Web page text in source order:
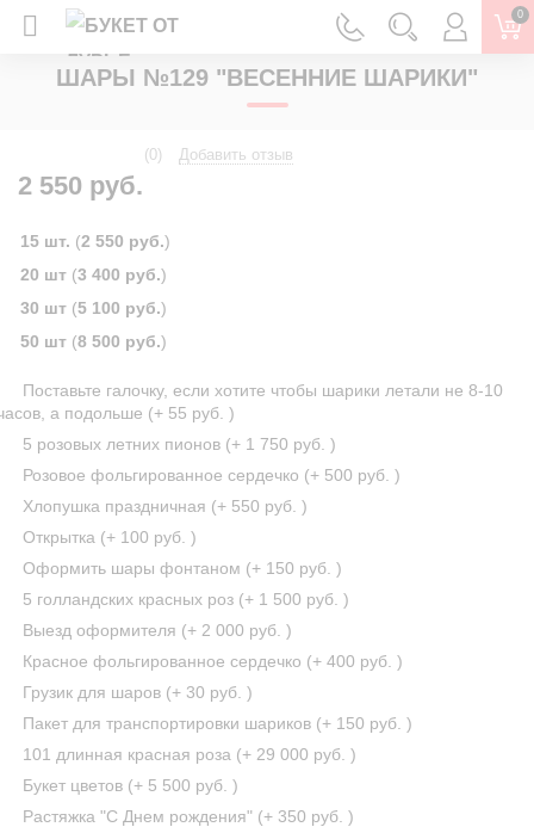
0
ГЛАВНАЯ ШАРЫ С ГЕЛИЕМ
ШАРЫ №129 "ВЕСЕННИЕ ШАРИКИ"
(0) Добавить отзыв
2 550 руб.
15 шт. (2 550 руб.)
20 шт (3 400 руб.)
30 шт (5 100 руб.)
50 шт (8 500 руб.)
Поставьте галочку, если хотите чтобы шарики летали не 8-10
а подольше (+ 55 руб. )
5 розовых летних пионов (+ 1 750 руб. )
Розовое фольгированное сердечко (+ 500 руб. )
Хлопушка праздничная (+ 550 руб. )
Открытка (+ 100 руб. )
Оформить шары фонтаном (+ 150 руб. )
5 голландских красных роз (+ 1 500 руб. )
Выезд оформителя (+ 2 000 руб. )
Красное фольгированное сердечко (+ 400 руб. )
Грузик для шаров (+ 30 руб. )
Пакет для транспортировки шариков (+ 150 руб. )
101 длинная красная роза (+ 29 000 руб. )
Букет цветов (+ 5 500 руб. )
Растяжка "С Днем рождения" (+ 350 руб. )